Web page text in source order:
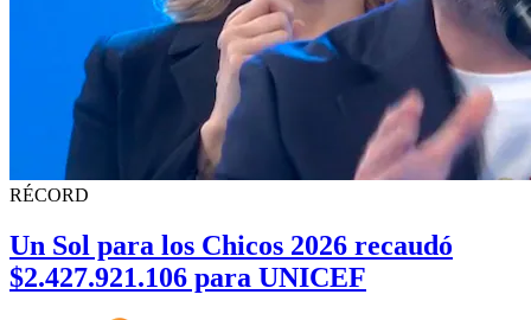
RÉCORD
Un Sol para los Chicos 2026 recaudó
$2.427.921.106 para UNICEF